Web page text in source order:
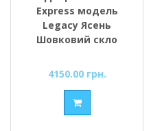
Express модель
Legacy Ясень
Шовковий скло
4150.00 грн.